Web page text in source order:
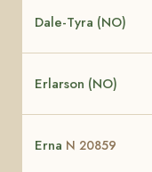
Dale-Tyra (NO)
Erlarson (NO)
Erna N 20859